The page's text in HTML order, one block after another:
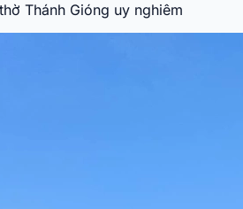
Thánh Gióng uy nghiêm